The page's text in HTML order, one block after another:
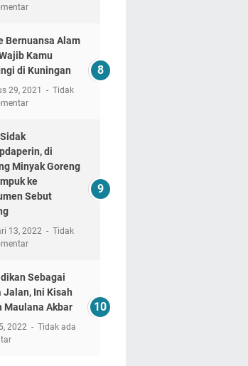
Bernuansa Alam
Kamu
di Kuningan
29, 2021
Tidak
di
Minyak Goreng
ke
Sebut
13, 2022
Tidak
Sebagai
Jalan, Ini Kisah
Maulana Akbar
2022
Tidak ada